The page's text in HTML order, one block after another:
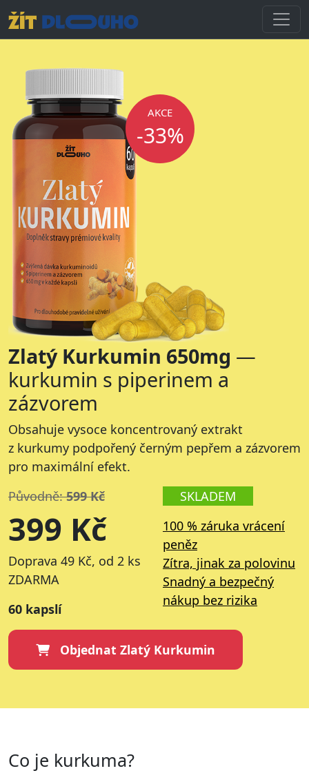
AKCE
-33%
Zlatý Kurkumin 650mg —
kurkumin s piperinem a
zázvorem
Obsahuje vysoce koncentrovaný extrakt
z kurkumy podpořený černým pepřem a zázvorem
pro maximální efekt.
Původně:599 Kč
399 Kč
Doprava 49 Kč, od 2 ks
ZDARMA
60 kapslí
SKLADEM
100 % záruka vrácení
peněz
Zítra, jinak za polovinu
Snadný a bezpečný
nákup bez rizika
Objednat Zlatý Kurkumin
Co je kurkuma?